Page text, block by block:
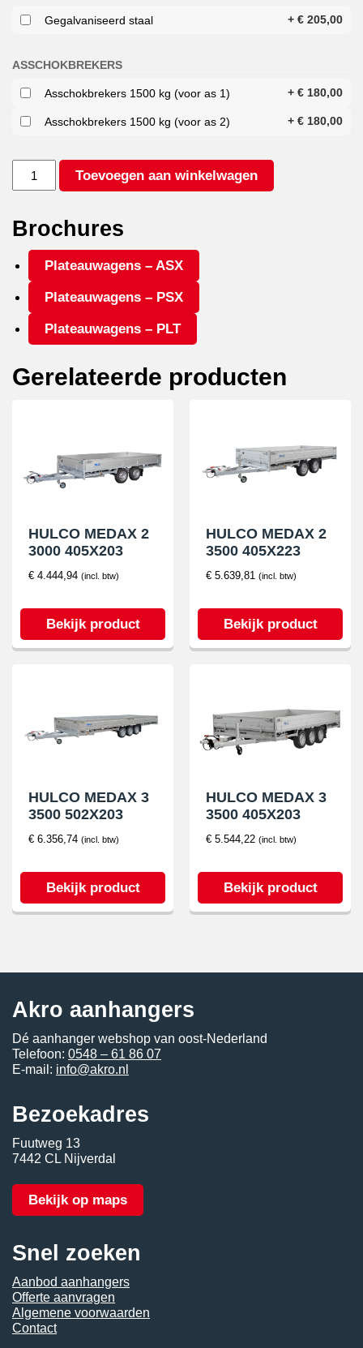
Gegalvaniseerd staal + € 205,00
ASSCHOKBREKERS
Asschokbrekers 1500 kg (voor as 1) + € 180,00
Asschokbrekers 1500 kg (voor as 2) + € 180,00
TERRAX
394X180
Toevoegen aan winkelwagen
Brochures
Plateauwagens – ASX
Plateauwagens – PSX
Plateauwagens – PLT
Gerelateerde producten
HULCO MEDAX 2
3000 405X203
€ 4.444,94 (incl. btw)
Bekijk product
HULCO MEDAX 2
3500 405X223
€ 5.639,81 (incl. btw)
Bekijk product
HULCO MEDAX 3
3500 502X203
€ 6.356,74 (incl. btw)
Bekijk product
HULCO MEDAX 3
3500 405X203
€ 5.544,22 (incl. btw)
Bekijk product
Akro aanhangers
Dé aanhanger webshop van oost-Nederland
Telefoon: 0548 – 61 86 07
E-mail: info@akro.nl
Bezoekadres
Fuutweg 13
7442 CL Nijverdal
Bekijk op maps
Snel zoeken
Aanbod aanhangers
Offerte aanvragen
Algemene voorwaarden
Contact